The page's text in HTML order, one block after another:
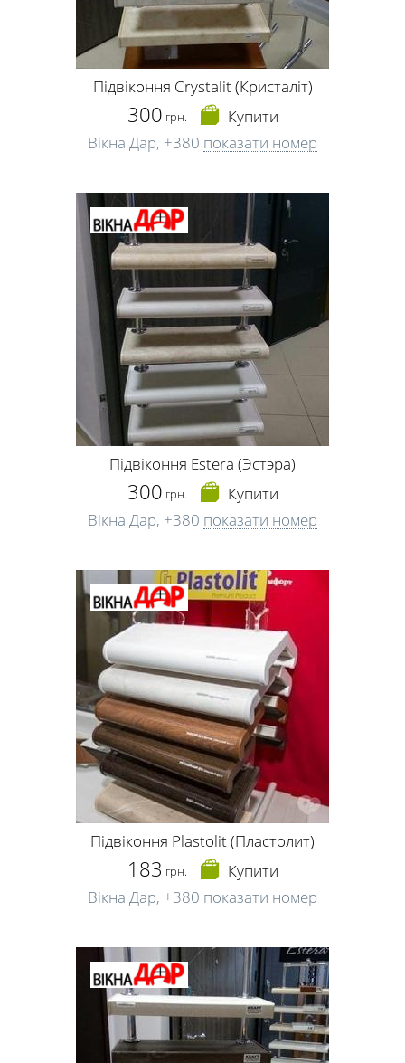
Підвіконня Crystalit (Кристаліт)
300 грн.
Купити
Вікна Дар, +380 показати номер
Підвіконня Estera (Эстэра)
300 грн.
Купити
Вікна Дар, +380 показати номер
Підвіконня Plastolit (Пластолит)
183 грн.
Купити
Вікна Дар, +380 показати номер